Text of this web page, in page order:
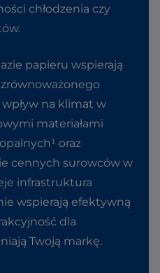
chłodzenia czy
papieru wspierają
na klimat w
materiałami
oraz
cennych surowców w
infrastruktura
wspierają efektywną
dla
Twoją markę.